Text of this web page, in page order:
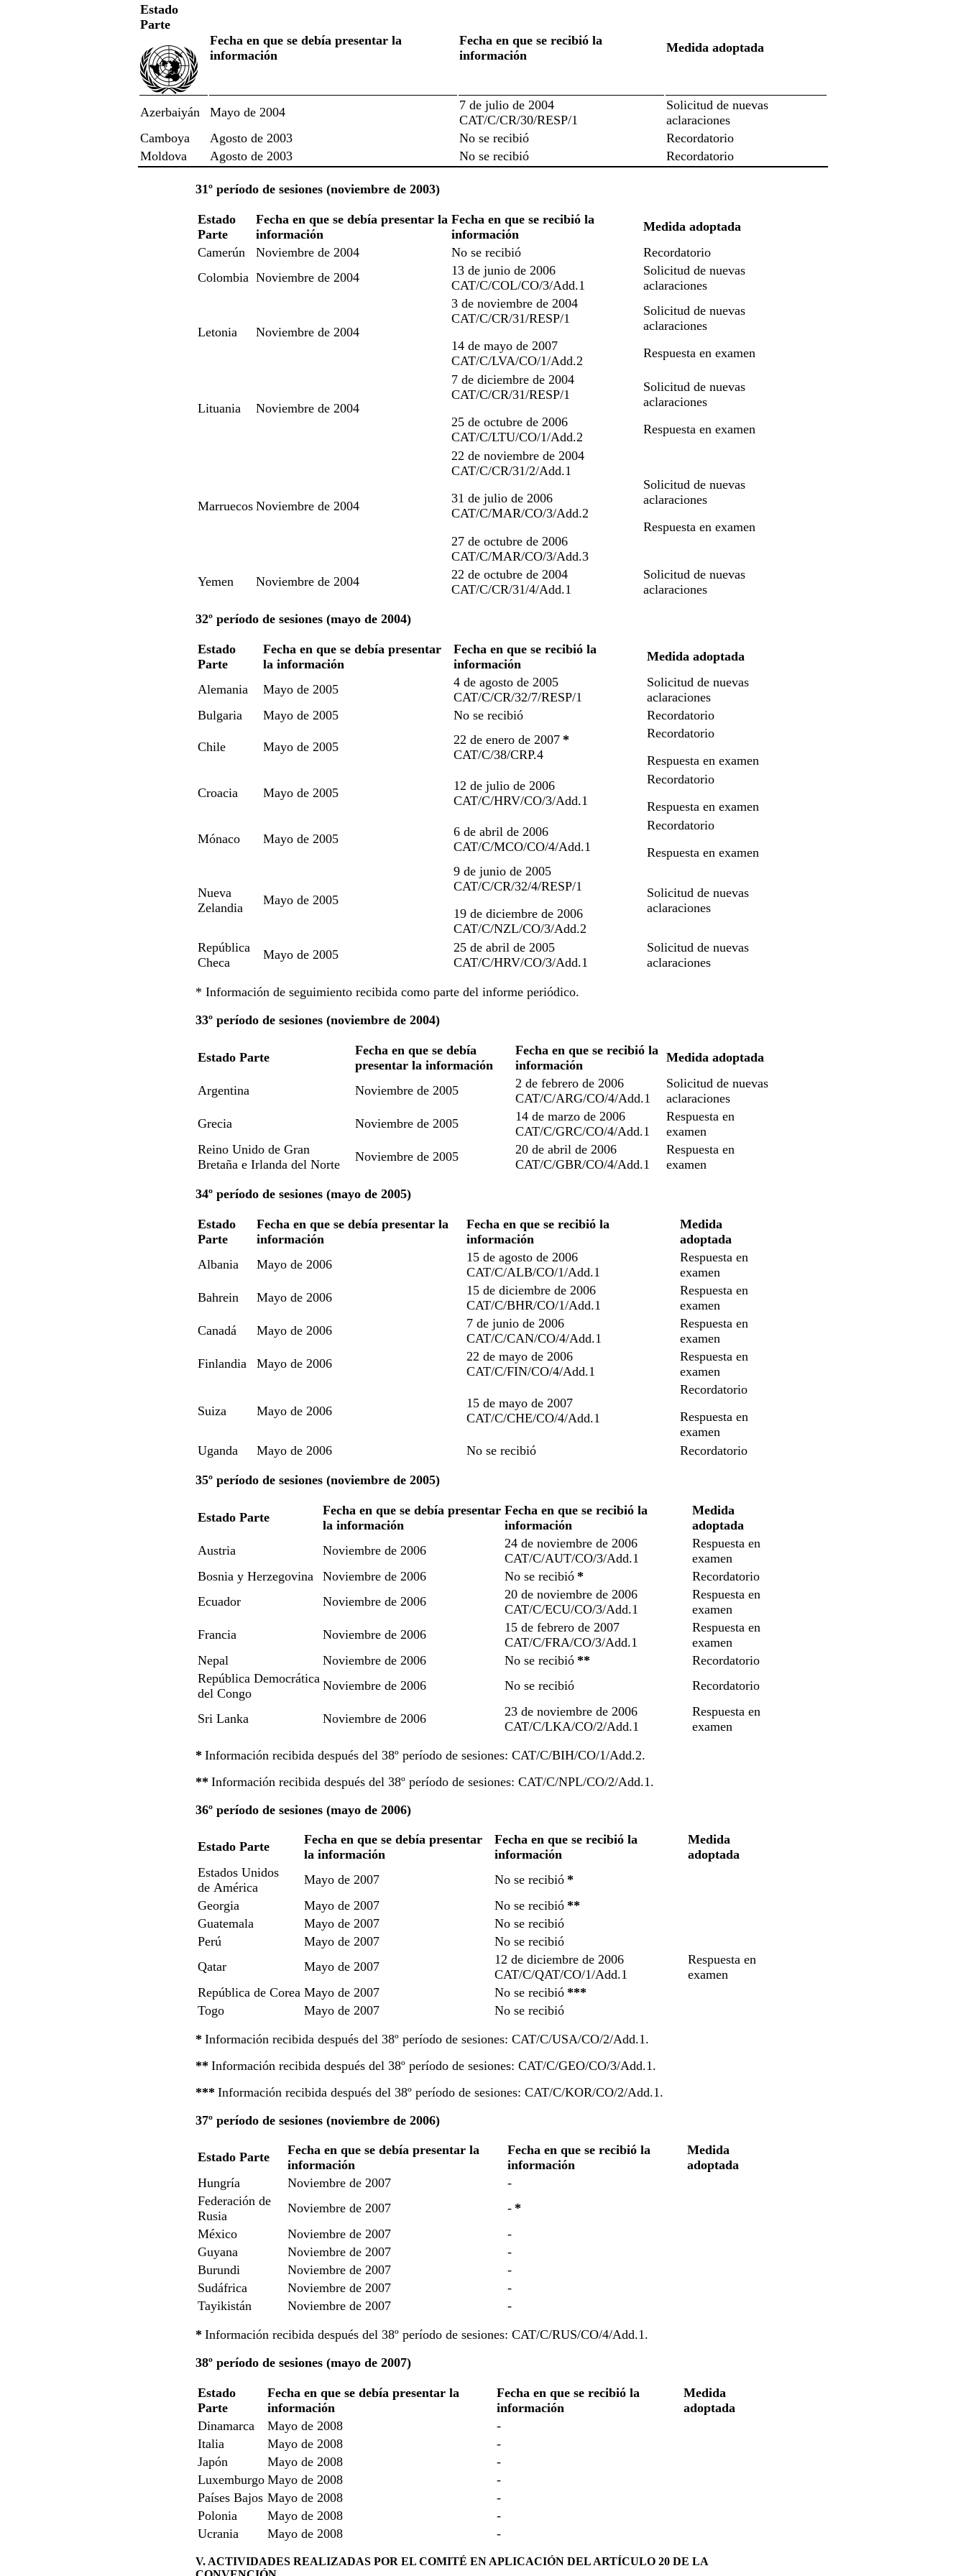
Estado
Parte
Fecha en que se debía presentar la
información
Fecha en que se recibió la
información
Medida adoptada
Azerbaiyán Mayo de 2004
7 de julio de 2004
CAT/C/CR/30/RESP/1
Solicitud de nuevas
aclaraciones
Camboya
Agosto de 2003 No se recibió
Recordatorio
Moldova
Agosto de 2003 No se recibió Recordatorio
31º período de sesiones (noviembre de 2003)
Estado
Parte
Fecha en que se debía presentar la
información
Fecha en que se recibió la
información
Medida adoptada
Camerún
Noviembre de 2004 No se recibió
Recordatorio
Colombia Noviembre de 2004
13 de junio de 2006
CAT/C/COL/CO/3/Add.1
Solicitud de nuevas
aclaraciones
Letonia Noviembre de 2004
3 de noviembre de 2004
CAT/C/CR/31/RESP/1
14 de mayo de 2007
CAT/C/LVA/CO/1/Add.2
Solicitud de nuevas
aclaraciones
Respuesta en examen
Lituania Noviembre de 2004
7 de diciembre de 2004
CAT/C/CR/31/RESP/1
25 de octubre de 2006
CAT/C/LTU/CO/1/Add.2
Solicitud de nuevas
aclaraciones
Respuesta en examen
Marruecos Noviembre de 2004
22 de noviembre de 2004
CAT/C/CR/31/2/Add.1
31 de julio de 2006
CAT/C/MAR/CO/3/Add.2
27 de octubre de 2006
CAT/C/MAR/CO/3/Add.3
Solicitud de nuevas
aclaraciones
Respuesta en examen
Yemen Noviembre de 2004
22 de octubre de 2004
CAT/C/CR/31/4/Add.1
Solicitud de nuevas
aclaraciones
32º período de sesiones (mayo de 2004)
Estado
Parte
Fecha en que se debía presentar
la información
Fecha en que se recibió la
información
Medida adoptada
Alemania Mayo de 2005
4 de agosto de 2005
CAT/C/CR/32/7/RESP/1
Solicitud de nuevas
aclaraciones
Bulgaria
Mayo de 2005 No se recibió Recordatorio
Chile Mayo de 2005 22 de enero de 2007 *
CAT/C/38/CRP.4
Recordatorio
Respuesta en examen
Croacia Mayo de 2005
12 de julio de 2006
CAT/C/HRV/CO/3/Add.1
Recordatorio
Respuesta en examen
Mónaco Mayo de 2005
6 de abril de 2006
CAT/C/MCO/CO/4/Add.1
Recordatorio
Respuesta en examen
Nueva
Zelandia
Mayo de 2005
9 de junio de 2005
CAT/C/CR/32/4/RESP/1
19 de diciembre de 2006
CAT/C/NZL/CO/3/Add.2
Solicitud de nuevas
aclaraciones
República
Checa
Mayo de 2005
25 de abril de 2005
CAT/C/HRV/CO/3/Add.1
Solicitud de nuevas
aclaraciones
* Información de seguimiento recibida como parte del informe periódico.
33º período de sesiones (noviembre de 2004)
Estado Parte
Fecha en que se debía
presentar la información
Fecha en que se recibió la
información
Medida adoptada
Argentina Noviembre de 2005
2 de febrero de 2006
CAT/C/ARG/CO/4/Add.1
Solicitud de nuevas
aclaraciones
Grecia
Noviembre de 2005
14 de marzo de 2006
CAT/C/GRC/CO/4/Add.1
Respuesta en
examen
Reino Unido de Gran
Bretaña e Irlanda del Norte
Noviembre de 2005
20 de abril de 2006
CAT/C/GBR/CO/4/Add.1
Respuesta en
examen
34º período de sesiones (mayo de 2005)
Estado
Parte
Fecha en que se debía presentar la
información
Fecha en que se recibió la
información
Medida
adoptada
Albania
Mayo de 2006
15 de agosto de 2006
CAT/C/ALB/CO/1/Add.1
Respuesta en
examen
Bahrein
Mayo de 2006
15 de diciembre de 2006
CAT/C/BHR/CO/1/Add.1
Respuesta en
examen
Canadá
Mayo de 2006
7 de junio de 2006
CAT/C/CAN/CO/4/Add.1
Respuesta en
examen
Finlandia
Mayo de 2006
22 de mayo de 2006
CAT/C/FIN/CO/4/Add.1
Respuesta en
examen
Suiza Mayo de 2006
15 de mayo de 2007
CAT/C/CHE/CO/4/Add.1
Recordatorio
Respuesta en
examen
Uganda
Mayo de 2006 No se recibió Recordatorio
35º período de sesiones (noviembre de 2005)
Estado Parte
Fecha en que se debía presentar
la información
Fecha en que se recibió la
información
Medida
adoptada
Austria
Noviembre de 2006
24 de noviembre de 2006
CAT/C/AUT/CO/3/Add.1
Respuesta en
examen
Bosnia y Herzegovina
Noviembre de 2006 No se recibió *
Recordatorio
Ecuador
Noviembre de 2006
20 de noviembre de 2006
CAT/C/ECU/CO/3/Add.1
Respuesta en
examen
Francia
Noviembre de 2006
15 de febrero de 2007
CAT/C/FRA/CO/3/Add.1
Respuesta en
examen
Nepal
Noviembre de 2006 No se recibió **
Recordatorio
República Democrática
del Congo
Noviembre de 2006 No se recibió Recordatorio
Sri Lanka Noviembre de 2006
23 de noviembre de 2006
CAT/C/LKA/CO/2/Add.1
Respuesta en
examen
* Información recibida después del 38º período de sesiones: CAT/C/BIH/CO/1/Add.2.
** Información recibida después del 38º período de sesiones: CAT/C/NPL/CO/2/Add.1.
36º período de sesiones (mayo de 2006)
Estado Parte
Fecha en que se debía presentar
la información
Fecha en que se recibió la
información
Medida
adoptada
Estados Unidos
de América
Mayo de 2007 No se recibió *
Georgia
Mayo de 2007 No se recibió **
Guatemala
Mayo de 2007
No se recibió
Perú
Mayo de 2007
No se recibió
Qatar
Mayo de 2007
12 de diciembre de 2006
CAT/C/QAT/CO/1/Add.1
Respuesta en
examen
República de Corea Mayo de 2007 No se recibió ***
Togo
Mayo de 2007
No se recibió
* Información recibida después del 38º período de sesiones: CAT/C/USA/CO/2/Add.1.
** Información recibida después del 38º período de sesiones: CAT/C/GEO/CO/3/Add.1.
*** Información recibida después del 38º período de sesiones: CAT/C/KOR/CO/2/Add.1.
37º período de sesiones (noviembre de 2006)
Estado Parte
Fecha en que se debía presentar la
información
Fecha en que se recibió la
información
Medida
adoptada
Hungría
Noviembre de 2007
-
Federación de
Rusia
Noviembre de 2007 - *
México
Noviembre de 2007
-
Guyana
Noviembre de 2007
-
Burundi
Noviembre de 2007
-
Sudáfrica
Noviembre de 2007
-
Tayikistán
Noviembre de 2007
-
* Información recibida después del 38º período de sesiones: CAT/C/RUS/CO/4/Add.1.
38º período de sesiones (mayo de 2007)
Estado
Parte
Fecha en que se debía presentar la
información
Fecha en que se recibió la
información
Medida
adoptada
Dinamarca
Mayo de 2008
-
Italia
Mayo de 2008
-
Japón
Mayo de 2008
-
Luxemburgo Mayo de 2008
-
Países Bajos Mayo de 2008
-
Polonia
Mayo de 2008
-
Ucrania
Mayo de 2008 -
V. ACTIVIDADES REALIZADAS POR EL COMITÉ EN APLICACIÓN DEL ARTÍCULO 20 DE LA